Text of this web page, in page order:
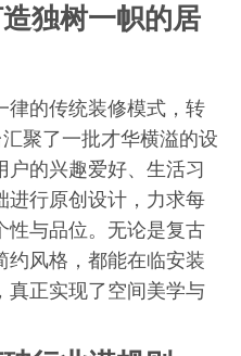
独树一帜的居
律的传统装修模式，转
聚了一批才华横溢的设
户的兴趣爱好、生活习
进行原创设计，力求每
性与品位。无论是复古
约风格，都能在临安装
真正实现了空间美学与